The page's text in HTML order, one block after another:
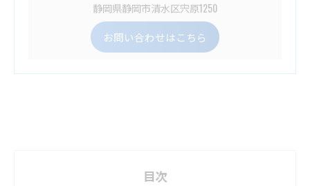
静岡県静岡市清水区宍原1250
お問い合わせはこちら
目次